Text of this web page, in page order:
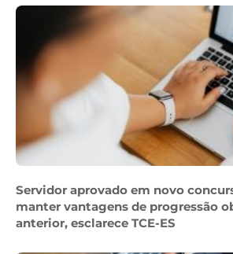
Servidor aprovado em novo
manter vantagens de progressão
anterior, esclarece TCE-ES